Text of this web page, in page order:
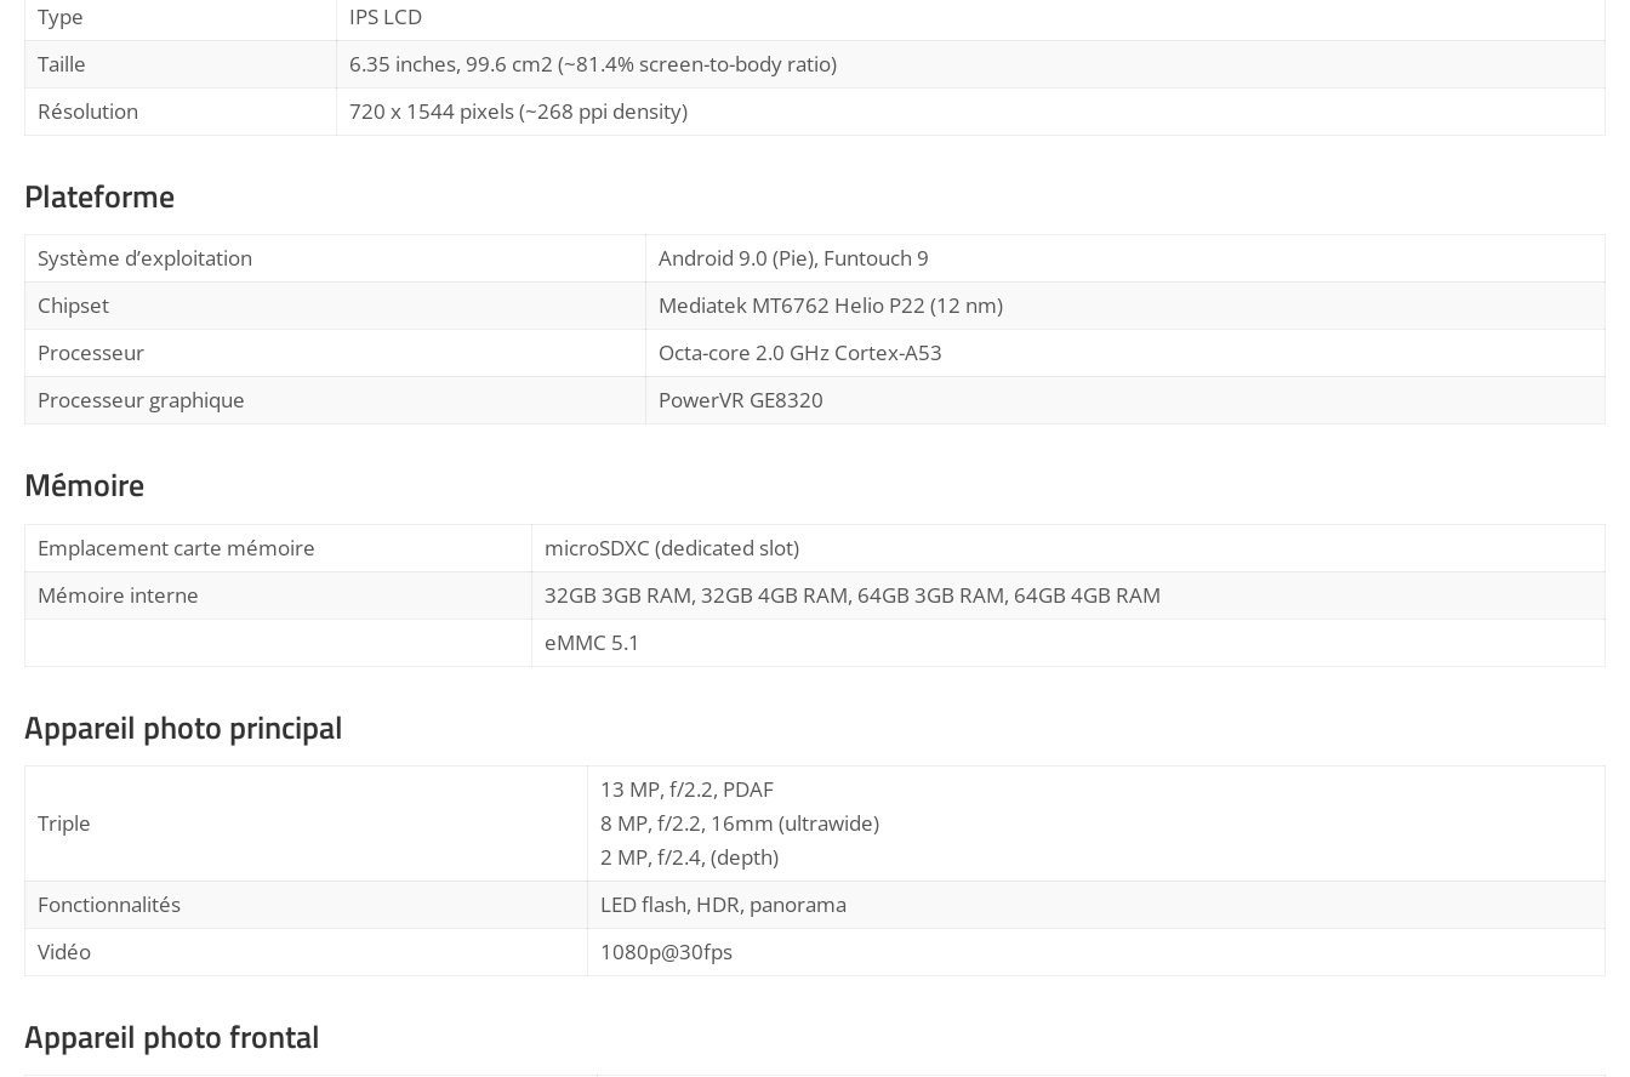
Type
IPS LCD
Taille
6.35 inches, 99.6 cm2 (~81.4% screen-to-body ratio)
Résolution
720 x 1544 pixels (~268 ppi density)
Plateforme
Système d’exploitation
Android 9.0 (Pie), Funtouch 9
Chipset
Mediatek MT6762 Helio P22 (12 nm)
Processeur
Octa-core 2.0 GHz Cortex-A53
Processeur graphique
PowerVR GE8320
Mémoire
Emplacement carte mémoire
microSDXC (dedicated slot)
Mémoire interne
32GB 3GB RAM, 32GB 4GB RAM, 64GB 3GB RAM, 64GB 4GB RAM
eMMC 5.1
Appareil photo principal
Triple
13 MP, f/2.2, PDAF
8 MP, f/2.2, 16mm (ultrawide)
2 MP, f/2.4, (depth)
Fonctionnalités
LED flash, HDR, panorama
Vidéo
1080p@30fps
Appareil photo frontal